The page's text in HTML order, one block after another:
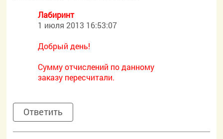
Лабиринт
1 июля 2013 16:53:07
Добрый день!
Сумму отчислений по данному
заказу пересчитали.
Ответить